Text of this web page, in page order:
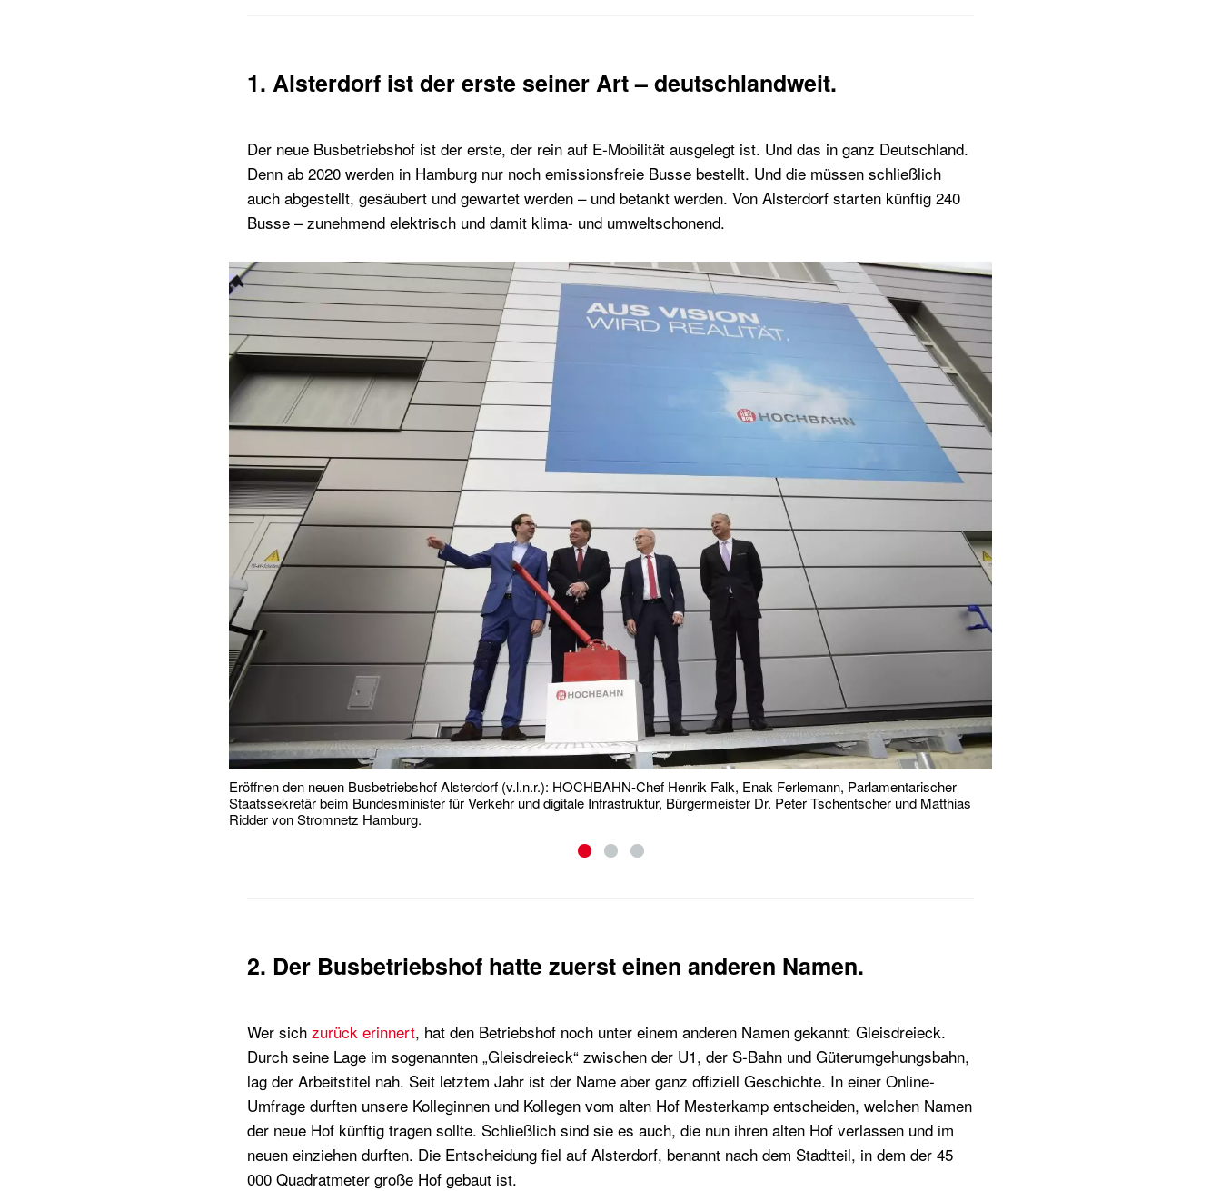
1. Alsterdorf ist der erste seiner Art – deutschlandweit.
Der neue Busbetriebshof ist der erste, der rein auf E-Mobilität ausgelegt ist. Und das in ganz Deutschland.
Denn ab 2020 werden in Hamburg nur noch emissionsfreie Busse bestellt. Und die müssen schließlich
auch abgestellt, gesäubert und gewartet werden – und betankt werden. Von Alsterdorf starten künftig 240
Busse – zunehmend elektrisch und damit klima- und umweltschonend.
Eröffnen den neuen Busbetriebshof Alsterdorf (v.l.n.r.): HOCHBAHN-Chef Henrik Falk, Enak Ferlemann, Parlamentarischer
Staatssekretär beim Bundesminister für Verkehr und digitale Infrastruktur, Bürgermeister Dr. Peter Tschentscher und Matthias
Ridder von Stromnetz Hamburg.
2. Der Busbetriebshof hatte zuerst einen anderen Namen.
Wer sich zurück erinnert, hat den Betriebshof noch unter einem anderen Namen gekannt: Gleisdreieck.
Durch seine Lage im sogenannten „Gleisdreieck“ zwischen der U1, der S-Bahn und Güterumgehungsbahn,
lag der Arbeitstitel nah. Seit letztem Jahr ist der Name aber ganz offiziell Geschichte. In einer Online-
Umfrage durften unsere Kolleginnen und Kollegen vom alten Hof Mesterkamp entscheiden, welchen Namen
der neue Hof künftig tragen sollte. Schließlich sind sie es auch, die nun ihren alten Hof verlassen und im
neuen einziehen durften. Die Entscheidung fiel auf Alsterdorf, benannt nach dem Stadtteil, in dem der 45
000 Quadratmeter große Hof gebaut ist.